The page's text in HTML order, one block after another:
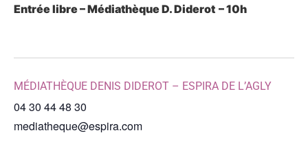
Entrée libre –Médiathèque D. Diderot – 10h
MÉDIATHÈQUE DENIS DIDEROT – ESPIRA DE L’AGLY
04 30 44 48 30
mediatheque@espira.com